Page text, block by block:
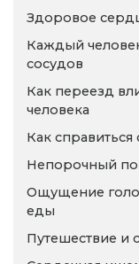
Здоровое
Каждый
сосудов
Как переезд
человека
Как справиться
Непорочный
Ощущение
еды
Путешествие и